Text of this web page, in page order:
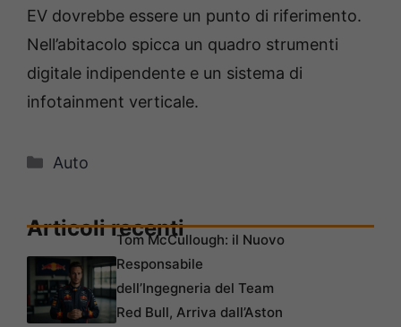
EV dovrebbe essere un punto di riferimento.
Nell’abitacolo spicca un quadro strumenti
digitale indipendente e un sistema di
infotainment verticale.
Categorie
Auto
Articoli recentiTom McCullough: il Nuovo
Responsabile
dell’Ingegneria del Team
Red Bull, Arriva dall’Aston